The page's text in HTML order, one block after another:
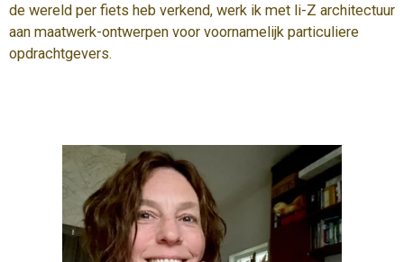
de wereld per fiets heb verkend, werk ik met li-Z architectuur
aan maatwerk-ontwerpen voor voornamelijk particuliere
opdrachtgevers.